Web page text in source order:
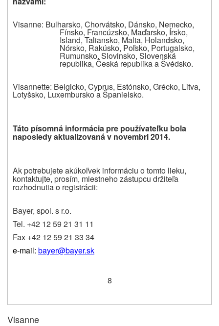
Visanne: Bulharsko, Chorvátsko, Dánsko, Nemecko,
Fínsko, Francúzsko, Maďarsko, Írsko,
Island, Taliansko, Malta, Holandsko,
Nórsko, Rakúsko, Poľsko, Portugalsko,
Rumunsko, Slovinsko, Slovenská
republika, Česká republika a Švédsko.
Visannette: Belgicko, Cyprus, Estónsko, Grécko, Litva,
Lotyšsko, Luxembursko a Španielsko.
Táto písomná informácia pre používateľku bola
naposledyaktualizovaná v novembri 2014.
Ak potrebujete akúkoľvek informáciu o tomto lieku,
kontaktujte, prosím, miestneho zástupcu držiteľa
rozhodnutia o registrácii:
Bayer, spol. s r.o.
Tel. +42 12 59 21 31 11
Fax +42 12 59 21 33 34
e-mail: bayer@bayer.sk
8
Visanne